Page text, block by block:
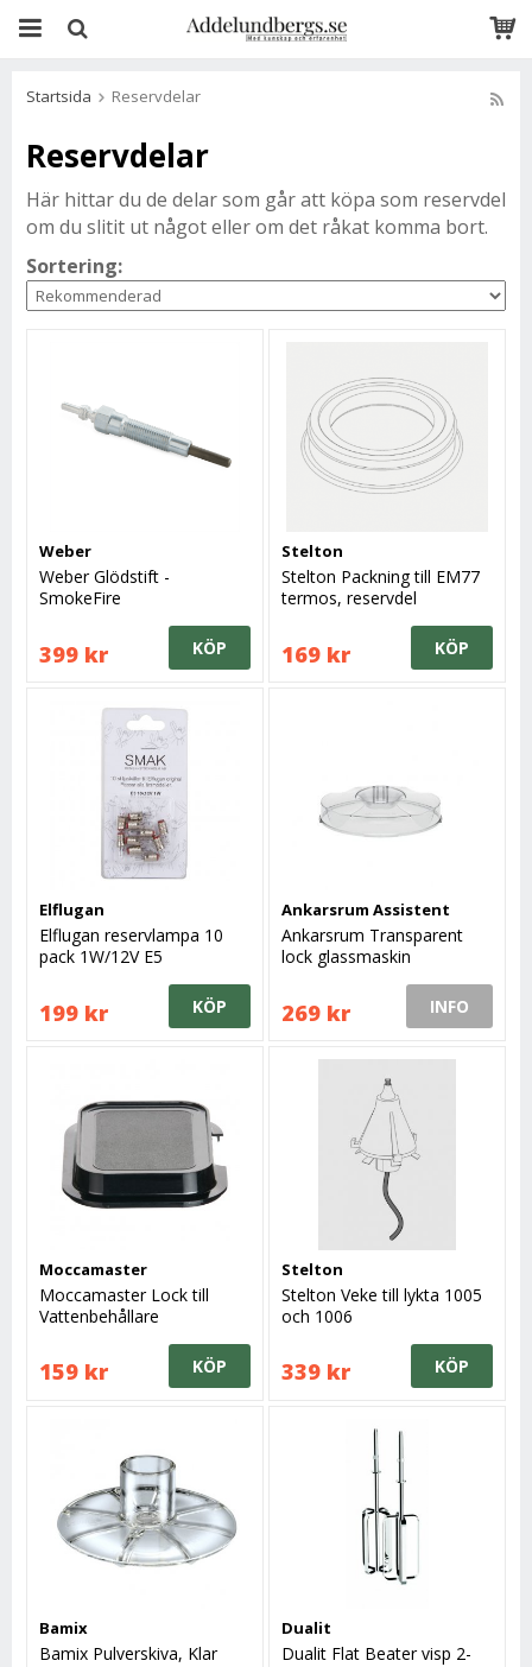
Startsida Reservdelar
Reservdelar
Här hittar du de delar som går att köpa som reservdel
om du slitit ut något eller om det råkat komma bort.
Sortering:
Weber
Weber Glödstift -
SmokeFire
399 kr KÖP
Stelton
Stelton Packning till EM77
termos, reservdel
169 kr KÖP
Elflugan
Elflugan reservlampa 10
pack 1W/12V E5
199 kr KÖP
Ankarsrum Assistent
Ankarsrum Transparent
lock glassmaskin
269 kr INFO
Moccamaster
Moccamaster Lock till
Vattenbehållare
159 kr KÖP
Stelton
Stelton Veke till lykta 1005
och 1006
339 kr KÖP
Bamix
Bamix Pulverskiva, Klar
Dualit
Dualit Flat Beater visp 2-